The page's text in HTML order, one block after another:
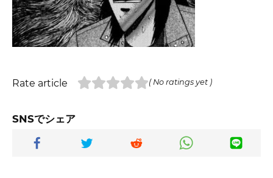
Rate article ( No ratings yet )
SNSでシェア